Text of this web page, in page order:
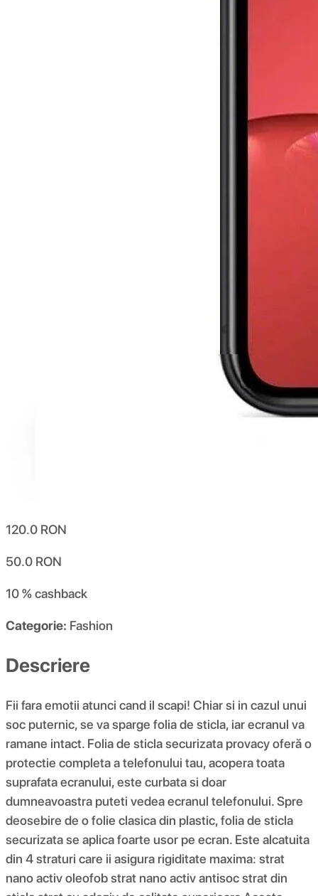
120.0 RON
50.0 RON
10 %cashback
Categorie: Fashion
Descriere
Fii fara emotii atunci cand il scapi! Chiar si in cazul unui
soc puternic, se va sparge folia de sticla, iar ecranul va
ramane intact. Folia de sticla securizata provacy oferă o
protectie completa a telefonului tau, acopera toata
suprafata ecranului, este curbata si doar
dumneavoastra puteti vedea ecranul telefonului. Spre
deosebire de o folie clasica din plastic, folia de sticla
securizata se aplica foarte usor pe ecran. Este alcatuita
din 4 straturi care ii asigura rigiditate maxima: strat
nano activ oleofob strat nano activ antisoc strat din